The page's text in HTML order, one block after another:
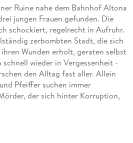
Ruine nahe dem Bahnhof Altona
jungen Frauen gefunden. Die
schockiert, regelrecht in Aufruhr.
zerbombten Stadt, die sich
Wunden erholt, geraten selbst
wieder in Vergessenheit -
den Alltag fast aller. Allein
Pfeiffer suchen immer
der sich hinter Korruption,
Taten gesteht, scheint der
ahnen, dass damit erst die